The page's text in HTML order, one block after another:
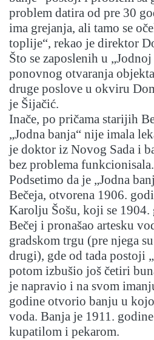
problem datira od pre 30
ima grejanja, ali tamo se
toplije“, rekao je direktor
Što se zaposlenih u
ponovnog otvaranja
druge poslove u okviru
je Šijačić.
Inače, po pričama starijih
„Jodna banja“ nije imala
je doktor iz Novog Sada i
bez problema funkcionisala.
Podsetimo da je „Jodna
Bečeja, otvorena 1906.
Karolju Šošu, koji se 1904.
Bečej i pronašao artesku
gradskom trgu (pre njega
drugi), gde od tada postoji
potom izbušio još četiri
je napravio i na svom
godine otvorio banju u
voda. Banja je 1911.
kupatilom i pekarom.